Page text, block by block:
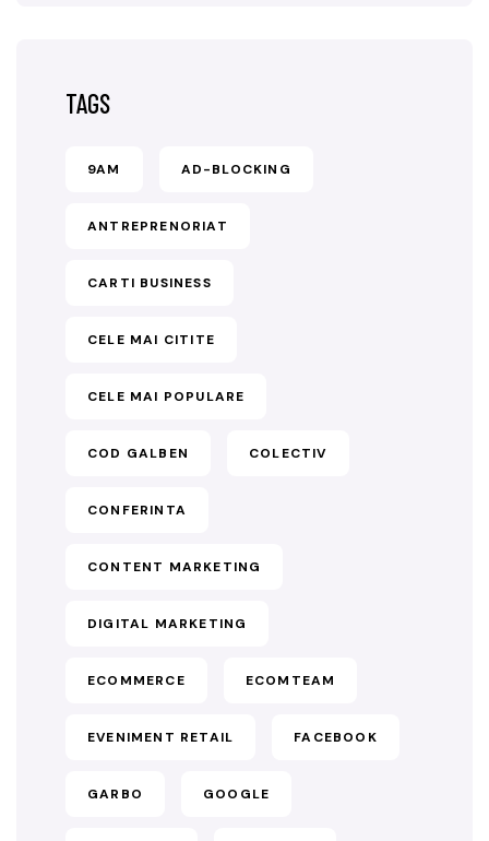
TAGS
9AM AD-BLOCKING
ANTREPRENORIAT
CARTI BUSINESS
CELE MAI CITITE
CELE MAI POPULARE
COD GALBEN COLECTIV
CONFERINTA
CONTENT MARKETING
DIGITAL MARKETING
ECOMMERCE ECOMTEAM
EVENIMENT RETAIL FACEBOOK
GARBO GOOGLE